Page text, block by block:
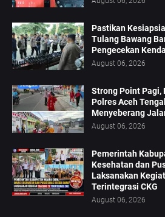
Pastikan
Tulang Bawang
Pengecekan
August 06, 2026
Strong Point Pagi,
Polres Aceh
Menyeberang
August 06, 2026
‎Pemerintah
Kesehatan dan
Laksanakan
Terintegrasi CKG
August 06, 2026